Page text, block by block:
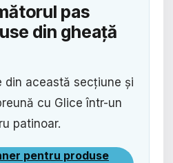
pas
din gheață
din această secțiune și
cu Glice într-un
patinoar.
pentru produse